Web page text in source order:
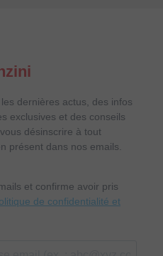
dernières actus, des infos
exclusives et des conseils
désinscrire à tout
présent dans nos emails.
et confirme avoir pris
de confidentialité et